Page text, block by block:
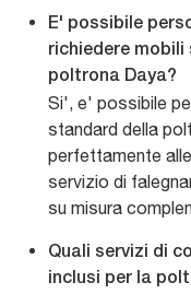
E' possibile
richiedere
poltrona Daya?
Si', e' possibile
standard della
perfettamente
servizio di
su misura
Quali servizi di
inclusi per la